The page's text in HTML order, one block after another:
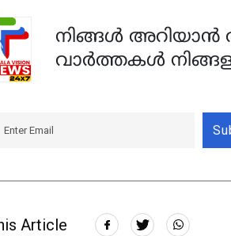
നിങ്ങൾ അറിയാൻ
വാർത്തകൾ
Article